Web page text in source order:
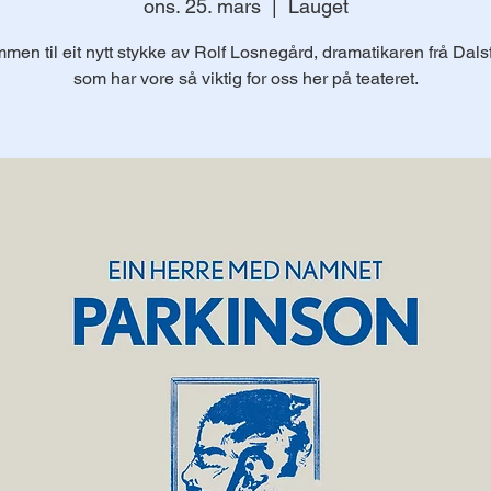
ons. 25. mars
  |
Lauget
til eit nytt stykke av Rolf Losnegård, dramatikaren frå
som har vore så viktig for oss her på teateret.